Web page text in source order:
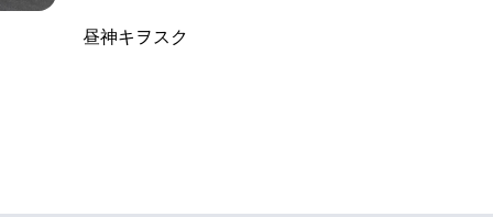
昼神キヲスク